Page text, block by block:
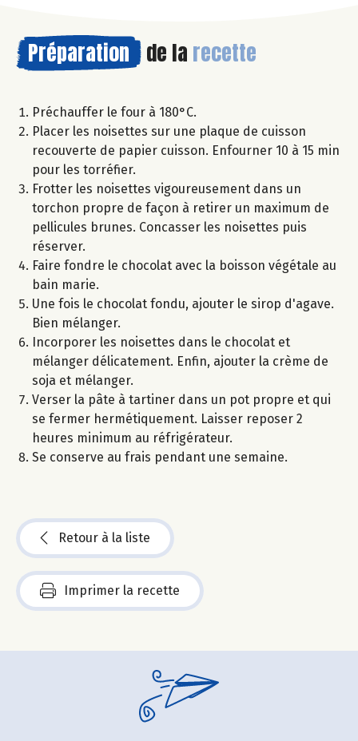
Préparation de la recette
Préchauffer le four à 180°C.
Placer les noisettes sur une plaque de cuisson
recouverte de papier cuisson. Enfourner 10 à 15 min
pour les torréfier.
Frotter les noisettes vigoureusement dans un
torchon propre de façon à retirer un maximum de
pellicules brunes. Concasser les noisettes puis
réserver.
Faire fondre le chocolat avec la boisson végétale au
bain marie.
Une fois le chocolat fondu, ajouter le sirop d'agave.
Bien mélanger.
Incorporer les noisettes dans le chocolat et
mélanger délicatement. Enfin, ajouter la crème de
soja et mélanger.
Verser la pâte à tartiner dans un pot propre et qui
se fermer hermétiquement. Laisser reposer 2
heures minimum au réfrigérateur.
Se conserve au frais pendant une semaine.
Retour à la liste
Imprimer la recette